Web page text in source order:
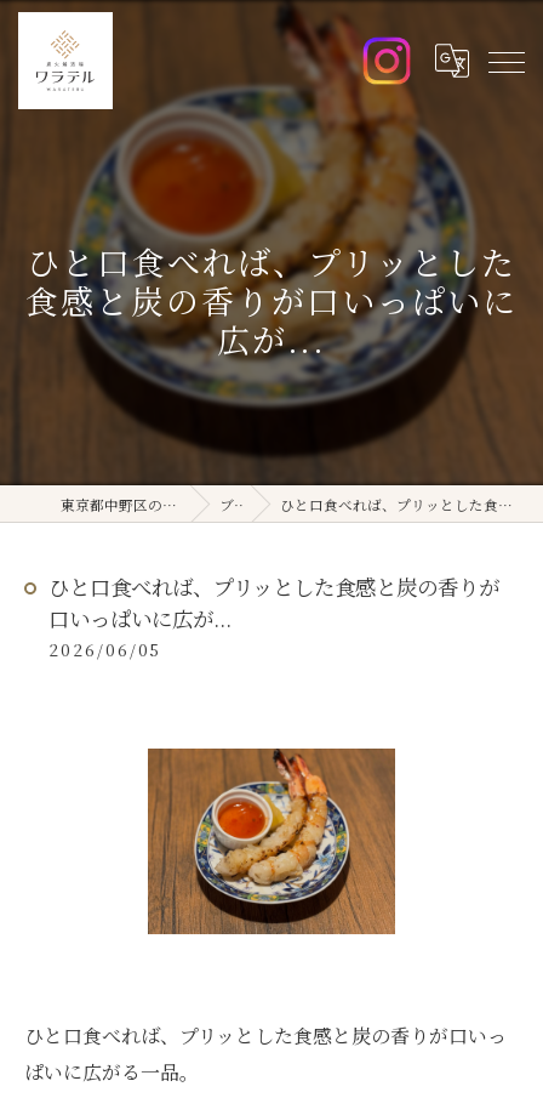
ひと口食べれば、プリッとした
食感と炭の香りが口いっぱいに
広が...
東京都中野区の居酒屋ならワラテル ブログ ひと口食べれば、プリッとした食感と炭の香りが口いっぱいに広が...
ひと口食べれば、プリッとした食感と炭の香りが
口いっぱいに広が...
2026/06/05
ひと口食べれば、プリッとした食感と炭の香りが口いっ
ぱいに広がる一品。